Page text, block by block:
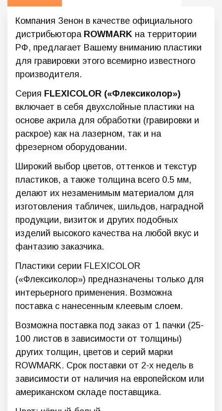
Компания Зенон в качестве официального
дистрибьютора ROWMARK на территории
РФ, предлагает Вашему вниманию пластики
для гравировки этого всемирно известного
производителя.
Серия FLEXICOLOR («Флексиколор»)
включает в себя двухслойные пластики на
основе акрила для обработки (гравировки и
раскрое) как на лазерном, так и на
фрезерном оборудовании.
Широкий выбор цветов, оттенков и текстур
пластиков, а также толщина всего 0.5 мм,
делают их незаменимым материалом для
изготовления табличек, шильдов, наградной
продукции, визиток и других подобных
изделий высокого качества на любой вкус и
фантазию заказчика.
Пластики серии FLEXICOLOR
(«Флексиколор») предназначены только для
интерьерного применения. Возможна
поставка с нанесенным клеевым слоем.
Возможна поставка под заказ от 1 пачки (25-
100 листов в зависимости от толщины)
других толщин, цветов и серий марки
ROWMARK. Срок поставки от 2-х недель в
зависимости от наличия на европейском или
американском складе поставщика.